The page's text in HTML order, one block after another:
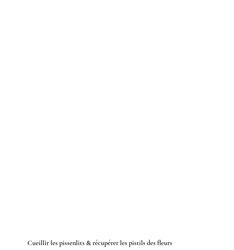
Cueillir les pissenlits & récupérer les pistils des fleurs